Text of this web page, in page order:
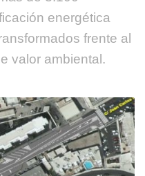
energética
frente al
valor ambiental.